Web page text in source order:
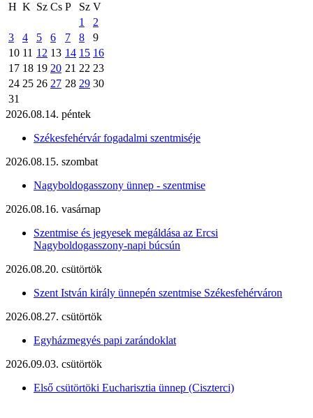
H K Sz Cs P Sz V
1
2
3
4 5 6 7 8
9
10 11 12 13 14 15 16
17 18 19 20 21 22 23
24 25 26 27 28 29 30
31
2026.08.14. péntek
Székesfehérvár fogadalmi szentmiséje
2026.08.15. szombat
Nagyboldogasszony ünnep - szentmise
2026.08.16. vasárnap
Szentmise és jegyesek megáldása az Ercsi
Nagyboldogasszony-napi búcsún
2026.08.20. csütörtök
Szent István király ünnepén szentmise Székesfehérváron
2026.08.27. csütörtök
Egyházmegyés papi zarándoklat
2026.09.03. csütörtök
Első csütörtöki Eucharisztia ünnep (Ciszterci)